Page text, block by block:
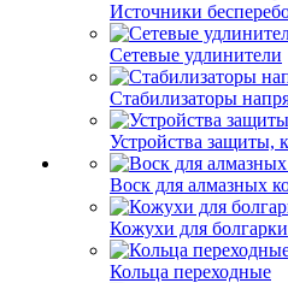
Источники
Сетевые удлинители
Стабилизаторы
Устройства защиты,
Воск для алмазных
Кожухи для болгарки
Кольца переходные